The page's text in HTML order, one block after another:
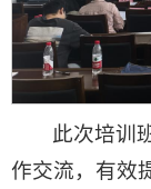
此次培训
作交流，有效